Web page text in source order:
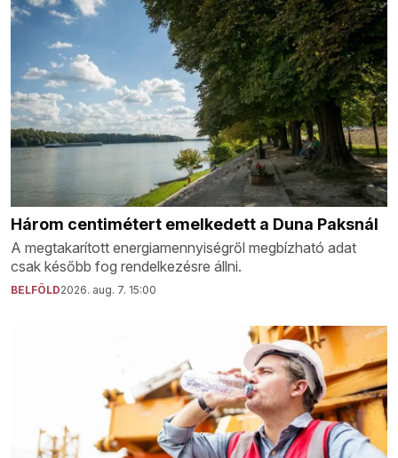
Három centimétert emelkedett a Duna Paksnál
A megtakarított energiamennyiségről megbízható adat
csak később fog rendelkezésre állni.
BELFÖLD2026. aug. 7. 15:00